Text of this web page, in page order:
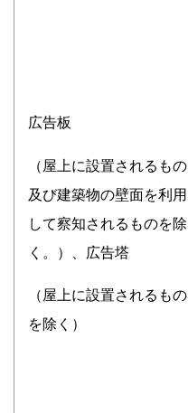
広告板
（屋上に設置されるもの
及び建築物の壁面を利用
して察知されるものを除
く。）、広告塔
（屋上に設置されるもの
を除く）